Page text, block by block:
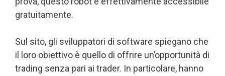
gratuitamente.
Sul sito, gli sviluppatori di software spiegano che
il loro obiettivo è quello di offrire un’opportunità di
trading senza pari ai trader. In particolare, hanno